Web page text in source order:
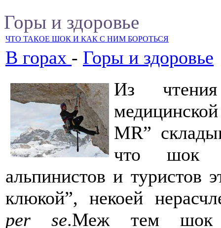
Горы и здоровье
ЧТО ТАКОЕ ШОК И КАК С НИМ БОРОТЬСЯ
В горах - Горы и здоровье
Из
MR”
что шок
альпинистов и туристов
клюкой”, некоей
per se.Меж тем шок